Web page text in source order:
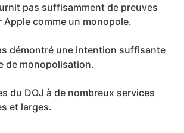
pas suffisamment de preuves
Apple comme un monopole.
démontré une intention suffisante
de monopolisation.
du DOJ à de nombreux services
et larges.